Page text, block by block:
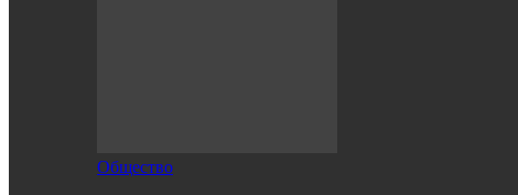
Общество